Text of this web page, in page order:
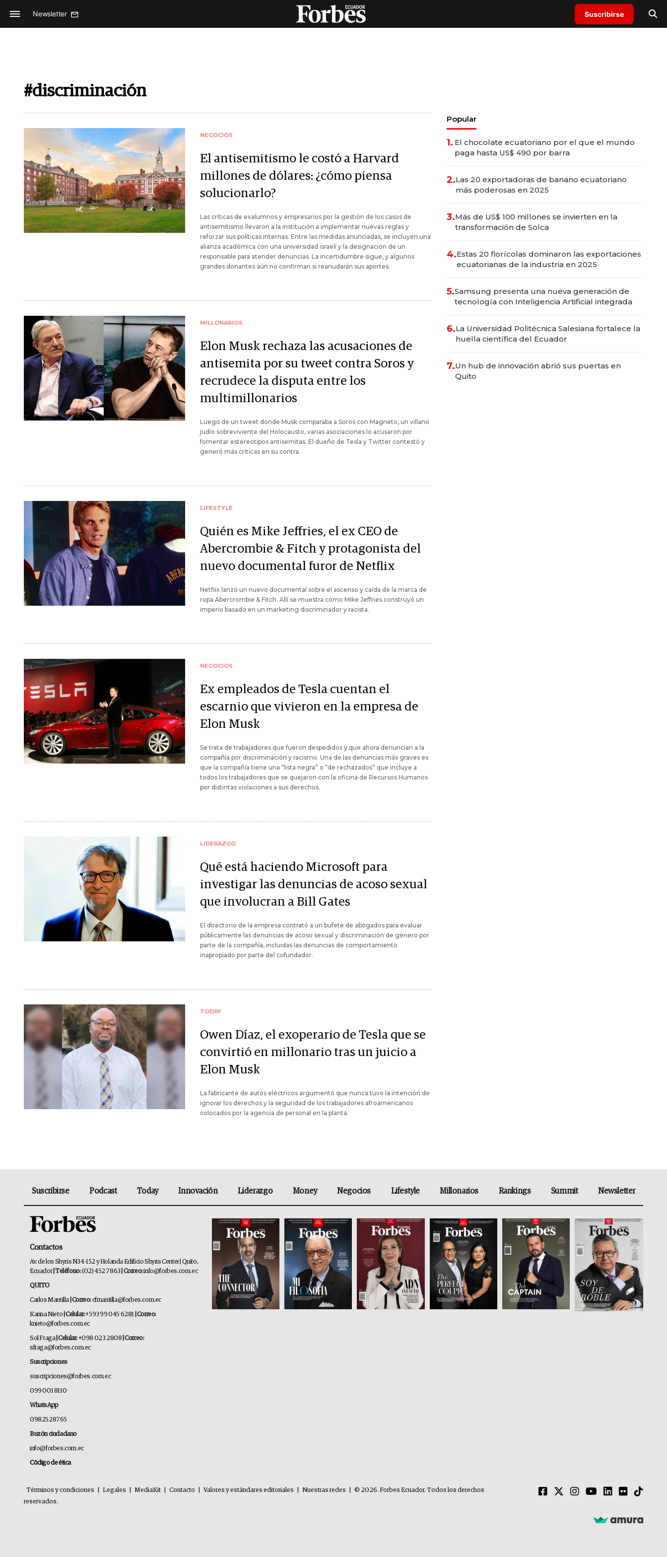
Newsletter Suscribirse
#discriminación
NEGOCIOS
El antisemitismo le costó a Harvard
millones de dólares: ¿cómo piensa
solucionarlo?
Las críticas de exalumnos y empresarios por la gestión de los casos de
antisemitismo llevaron a la institución a implementar nuevas reglas y
reforzar sus políticas internas. Entre las medidas anunciadas, se incluyen una
alianza académica con una universidad israelí y la designación de un
responsable para atender denuncias. La incertidumbre sigue, y algunos
grandes donantes aún no confirman si reanudarán sus aportes.
MILLONARIOS
Elon Musk rechaza las acusaciones de
antisemita por su tweet contra Soros y
recrudece la disputa entre los
multimillonarios
Luego de un tweet donde Musk comparaba a Soros con Magneto, un villano
judío sobreviviente del Holocausto, varias asociaciones lo acusaron por
fomentar estereotipos antisemitas. El dueño de Tesla y Twitter contestó y
generó más críticas en su contra.
LIFESTYLE
Quién es Mike Jeffries, el ex CEO de
Abercrombie & Fitch y protagonista del
nuevo documental furor de Netflix
Netflix lanzó un nuevo documental sobre el ascenso y caída de la marca de
ropa Abercrombie & Fitch. Allí se muestra cómo Mike Jeffries construyó un
imperio basado en un marketing discriminador y racista.
NEGOCIOS
Ex empleados de Tesla cuentan el
escarnio que vivieron en la empresa de
Elon Musk
Se trata de trabajadores que fueron despedidos y que ahora denuncian a la
compañía por discriminación y racismo. Una de las denuncias más graves es
que la compañía tiene una “lista negra” o “de rechazados” que incluye a
todos los trabajadores que se quejaron con la oficina de Recursos Humanos
por distintas violaciones a sus derechos.
LIDERAZGO
Qué está haciendo Microsoft para
investigar las denuncias de acoso sexual
que involucran a Bill Gates
El directorio de la empresa contrató a un bufete de abogados para evaluar
públicamente las denuncias de acoso sexual y discriminación de género por
parte de la compañía, incluidas las denuncias de comportamiento
inapropiado por parte del cofundador.
TODAY
Owen Díaz, el exoperario de Tesla que se
convirtió en millonario tras un juicio a
Elon Musk
La fabricante de autos eléctricos argumentó que nunca tuvo la intención de
ignorar los derechos y la seguridad de los trabajadores afroamericanos
colocados por la agencia de personal en la planta.
Popular
1. El chocolate ecuatoriano por el que el mundo
paga hasta US$ 490 por barra
2.Las 20 exportadoras de banano ecuatoriano
más poderosas en 2025
3.Más de US$ 100 millones se invierten en la
transformación de Solca
4.Estas 20 florícolas dominaron las exportaciones
ecuatorianas de la industria en 2025
5.Samsung presenta una nueva generación de
tecnología con Inteligencia Artificial integrada
6.La Universidad Politécnica Salesiana fortalece la
huella científica del Ecuador
7.Un hub de innovación abrió sus puertas en
Quito
Suscribirse Podcast Today Innovación Liderazgo Money Negocios Lifestyle Millonarios Rankings Summit Newsletter
Contactos
Av. de los Shyris N34-152 y Holanda Edificio Shyris Center | Quito,
Ecuador | Teléfono:(02) 452 7863 | Correo:info@forbes.com.ec
QUITO
Carlos Mantilla | Correo:cfmantilla@forbes.com.ec
Karina Nieto | Celular:+593 99 045 6281 | Correo:
knieto@forbes.com.ec
Sol Fraga| Celular:+098 023 2808 | Correo:
sfraga@forbes.com.ec
Suscripciones
suscripciones@forbes.com.ec
099 001 8110
WhatsApp
0982528765
Buzón ciudadano
info@forbes.com.ec
Código de ética
Términos y condiciones Legales MediaKit Contacto Valores y estándares editoriales Nuestras redes
© 2026. Forbes Ecuador. Todos los derechos
reservados.